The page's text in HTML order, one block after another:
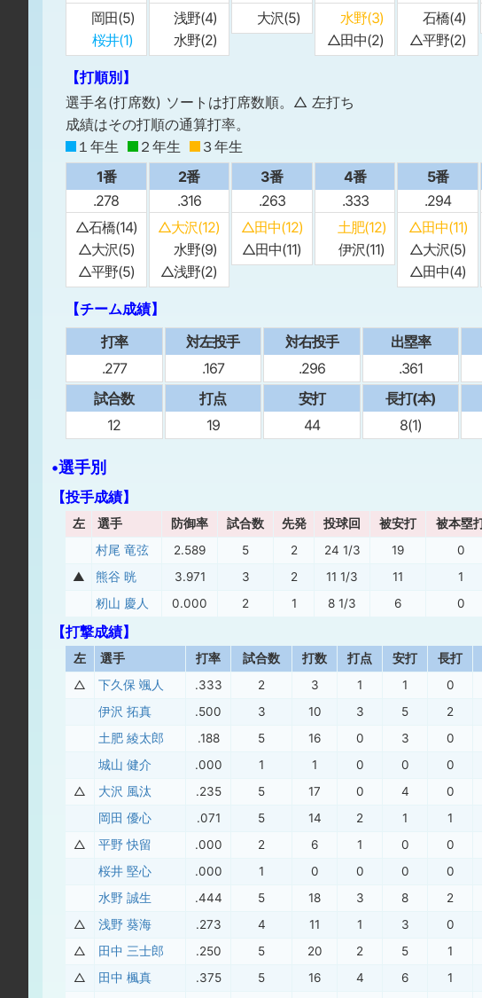
岡田(5)
桜井(1)
浅野(4)
水野(2)
大沢(5)
水野(3)
△田中(2)
石橋(4)
△平野(2)
【打順別】
選手名(打席数) ソートは打席数順。△ 左打ち
成績はその打順の通算打率。
１年生
２年生
３年生
1番
.278
△石橋(14)
△大沢(5)
△平野(5)
2番
.316
△大沢(12)
水野(9)
△浅野(2)
3番
.263
△田中(12)
△田中(11)
4番
.333
土肥(12)
伊沢(11)
5番
.294
△田中(11)
△大沢(5)
△田中(4)
【チーム成績】
打率
.277
対左投手
.167
対右投手
.296
出塁率
.361
試合数
12
打点
19
安打
44
⻑打(本)
8(1)
•選手別
【投手成績】
左 選手 防御率 試合数 先発 投球回 被安打 被本塁
村尾 竜弦
2.589 5 2 24 1/3 19 0
▲
熊谷 晄 3.971 3 2 11 1/3 11 1
籾山 慶人
0.000 2 1 8 1/3 6 0
【打撃成績】
左 選手 打率 試合数 打数 打点 安打 長打
△
下久保 颯人 .333 2 3 1 1 0
伊沢 拓真
.500 3 10 3 5 2
土肥 綾太郎
.188 5 16 0 3 0
城山 健介
.000 1 1 0 0 0
△
大沢 風汰 .235 5 17 0 4 0
岡田 優心
.071 5 14 2 1 1
△
平野 快留 .000 2 6 1 0 0
桜井 堅心
.000 1 0 0 0 0
水野 誠生
.444 5 18 3 8 2
△
浅野 葵海 .273 4 11 1 3 0
△
田中 三士郎 .250 5 20 2 5 1
△
田中 楓真 .375 5 16 4 6 1